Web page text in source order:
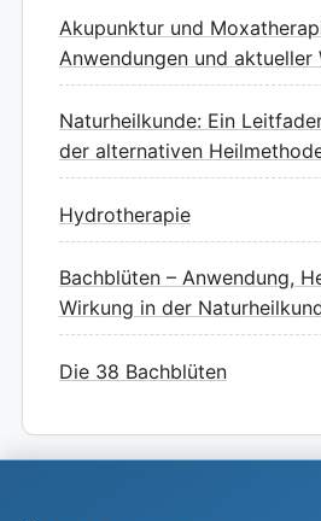
Akupunktur und
Anwendungen und aktueller
Naturheilkunde: Ein
der alternativen
Hydrotherapie
Bachblüten – Anwendung,
Wirkung in der
Die 38 Bachblüten